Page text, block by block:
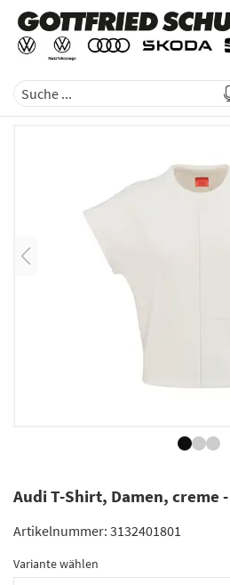
Audi T-Shirt, Damen, creme
Artikelnummer: 3132401801
Variante wählen